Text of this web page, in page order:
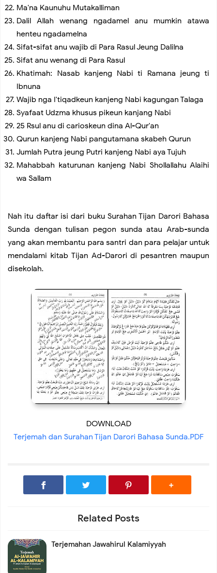
Ma'na Kaunuhu Mutakalliman
Dalil Allah wenang ngadamel anu mumkin atawa
henteu ngadamelna
Sifat-sifat anu wajib di Para Rasul Jeung Dalilna
Sifat anu wenang di Para Rasul
Khatimah: Nasab kanjeng Nabi ti Ramana jeung ti
Ibnuna
Wajib nga I'tiqadkeun kanjeng Nabi kagungan Talaga
Syafaat Udzma khusus pikeun kanjang Nabi
25 Rsul anu di carioskeun dina Al-Qur'an
Qurun kanjeng Nabi pangutamana skabeh Qurun
Jumlah Putra jeung Putri kanjeng Nabi aya Tujuh
Mahabbah katurunan kanjeng Nabi Shollallahu Alaihi
wa Sallam
Nah itu daftar isi dari buku Surahan Tijan Darori Bahasa
Sunda dengan tulisan pegon sunda atau Arab-sunda
yang akan membantu para santri dan para pelajar untuk
mendalami kitab Tijan Ad-Darori di pesantren maupun
disekolah.
DOWNLOAD
Terjemah dan Surahan Tijan Darori Bahasa Sunda.PDF
Related Posts
Terjemahan Jawahirul Kalamiyyah